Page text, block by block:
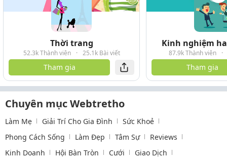
Thời trang
52.3k Thành viên · 25.1k Bài viết
Tham gia
Kinh nghiệm
87.9k Thành viên ·
Tham gia
Chuyên mục Webtretho
Làm Mẹ Giải Trí Cho Gia Đình
Sức Khoẻ
Phong Cách Sống
Làm Đẹp Tâm Sự
Reviews
Kinh Doanh
Hội Bàn Tròn Cưới Giao Dịch